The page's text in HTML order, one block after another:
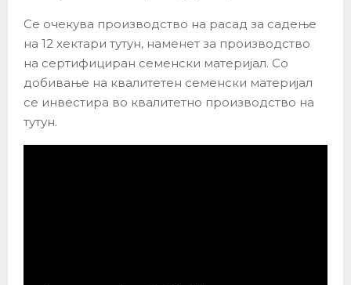
Се очекува производство на расад за садење
на 12 хектари тутун, наменет за производство
на сертифициран семенски материјал. Со
добивање на квалитетен семенски материјал
се инвестира во квалитетно производство на
тутун.